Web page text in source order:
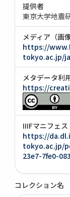
提供者
東京大学地震
メディア（画
https://
tokyo.ac.jp/
メタデータ利
https://
IIIFマニフェス
https://
tokyo.ac.jp/
23e7-7fe0-
コレクション名